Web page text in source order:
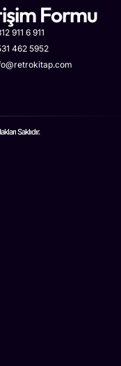
Formu
911 6 911
462 5952
Saklıdır.